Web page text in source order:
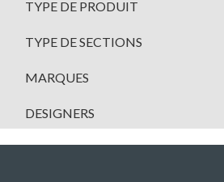
TYPE DE PRODUIT
TYPE DE SECTIONS
MARQUES
DESIGNERS